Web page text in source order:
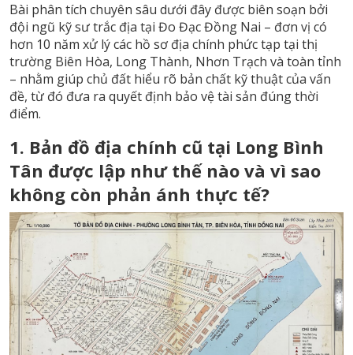
Bài phân tích chuyên sâu dưới đây được biên soạn bởi
đội ngũ kỹ sư trắc địa tại Đo Đạc Đồng Nai – đơn vị có
hơn 10 năm xử lý các hồ sơ địa chính phức tạp tại thị
trường Biên Hòa, Long Thành, Nhơn Trạch và toàn tỉnh
– nhằm giúp chủ đất hiểu rõ bản chất kỹ thuật của vấn
đề, từ đó đưa ra quyết định bảo vệ tài sản đúng thời
điểm.
1. Bản đồ địa chính cũ tại Long Bình
Tân được lập như thế nào và vì sao
không còn phản ánh thực tế?